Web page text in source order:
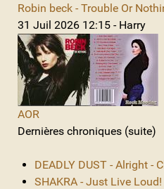
Robin beck - Trouble Or
31 Juil 2026 12:15 - Harry
AOR
Dernières chroniques (suite)
DEADLY DUST - Alright -
SHAKRA - Just Live Loud!